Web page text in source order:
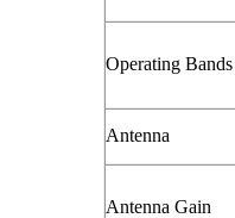
Operating Bands
Antenna
Antenna Gain